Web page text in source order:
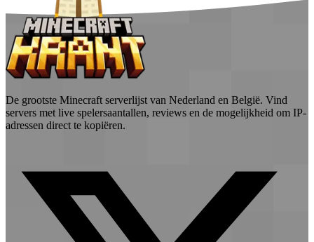
De grootste Minecraft serverlijst van Nederland en België. Vind
servers met live spelersaantallen, reviews en de mogelijkheid om IP-
adressen direct te kopiëren.